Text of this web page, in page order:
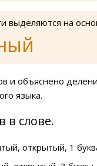
выделяются на
и объяснено
языка.
в слове.
открытый, 1